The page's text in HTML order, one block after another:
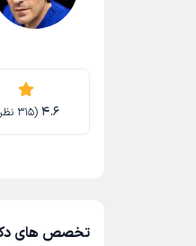
4.6
(
315
تخصص های